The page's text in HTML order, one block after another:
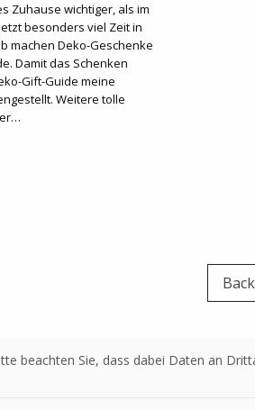
Zuhause wichtiger, als im
besonders viel Zeit in
machen Deko-Geschenke
Damit das Schenken
Gift-Guide meine
Weitere tolle
beachten Sie, dass dabei Daten an